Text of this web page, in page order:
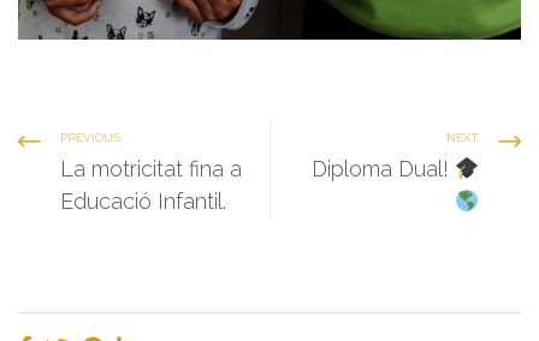
PREVIOUS
La motricitat fina a
Educació Infantil.
NEXT
Diploma Dual!